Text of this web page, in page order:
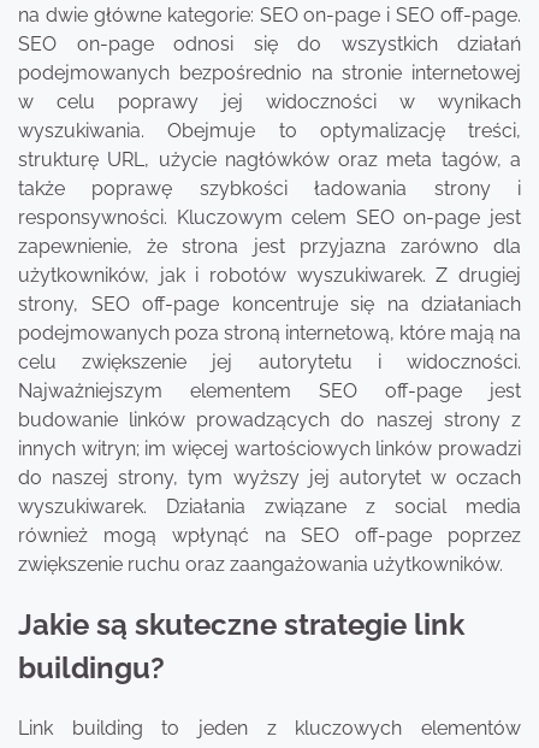
na dwie główne kategorie: SEO on-page i SEO off-page.
SEO on-page odnosi się do wszystkich działań
podejmowanych bezpośrednio na stronie internetowej
w celu poprawy jej widoczności w wynikach
wyszukiwania. Obejmuje to optymalizację treści,
strukturę URL, użycie nagłówków oraz meta tagów, a
także poprawę szybkości ładowania strony i
responsywności. Kluczowym celem SEO on-page jest
zapewnienie, że strona jest przyjazna zarówno dla
użytkowników, jak i robotów wyszukiwarek. Z drugiej
strony, SEO off-page koncentruje się na działaniach
podejmowanych poza stroną internetową, które mają na
celu zwiększenie jej autorytetu i widoczności.
Najważniejszym elementem SEO off-page jest
budowanie linków prowadzących do naszej strony z
innych witryn; im więcej wartościowych linków prowadzi
do naszej strony, tym wyższy jej autorytet w oczach
wyszukiwarek. Działania związane z social media
również mogą wpłynąć na SEO off-page poprzez
zwiększenie ruchu oraz zaangażowania użytkowników.
Jakie są skuteczne strategie link
buildingu?
Link building to jeden z kluczowych elementów